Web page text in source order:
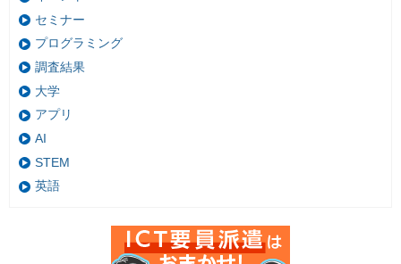
セミナー
プログラミング
調査結果
大学
アプリ
AI
STEM
英語